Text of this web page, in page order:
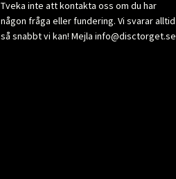
Tveka inte att kontakta oss om du har
någon fråga eller fundering. Vi svarar alltid
så snabbt vi kan! Mejla info@disctorget.se